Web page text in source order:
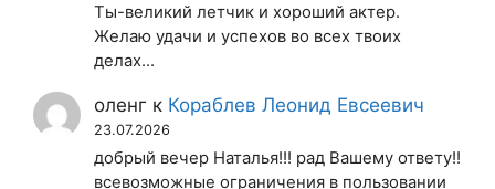
Ты-великий летчик и хороший актер.
Желаю удачи и успехов во всех твоих
делах...
оленг к Кораблев Леонид Евсеевич
23.07.2026
добрый вечер Наталья!!! рад Вашему ответу!!
всевозможные ограничения в пользовании